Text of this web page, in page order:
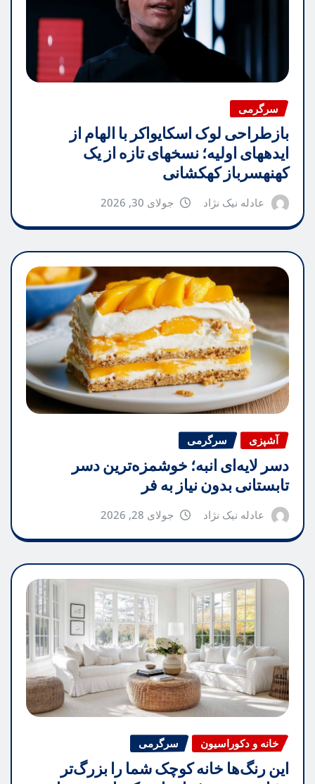
سرگرمی
بازطراحی لوک اسکایواکر با الهام از
ایدههای اولیه؛ نسخهای تازه از یک
کهنهسرباز کهکشانی
عادله نیک نژاد جولای 30, 2026
آشپزی سرگرمی
دسر لایه‌ای انبه؛ خوشمزه‌ترین دسر
تابستانی بدون نیاز به فر
عادله نیک نژاد جولای 28, 2026
خانه و دکوراسیون سرگرمی
این رنگ‌ها خانه کوچک شما را بزرگ‌تر